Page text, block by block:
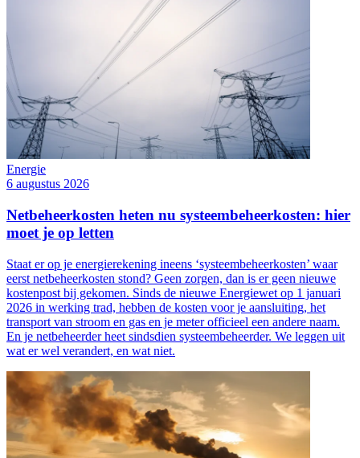
Energie
6 augustus 2026
Netbeheerkosten heten nu systeembeheerkosten: hier
moet je op letten
Staat er op je energierekening ineens ‘systeembeheerkosten’ waar
eerst netbeheerkosten stond? Geen zorgen, dan is er geen nieuwe
kostenpost bij gekomen. Sinds de nieuwe Energiewet op 1 januari
2026 in werking trad, hebben de kosten voor je aansluiting, het
transport van stroom en gas en je meter officieel een andere naam.
En je netbeheerder heet sindsdien systeembeheerder. We leggen uit
wat er wel verandert, en wat niet.